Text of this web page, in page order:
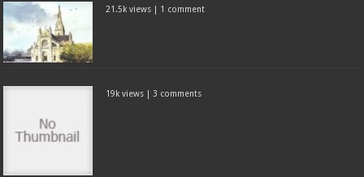
21.5k views | 1 comment
19k views | 3 comments